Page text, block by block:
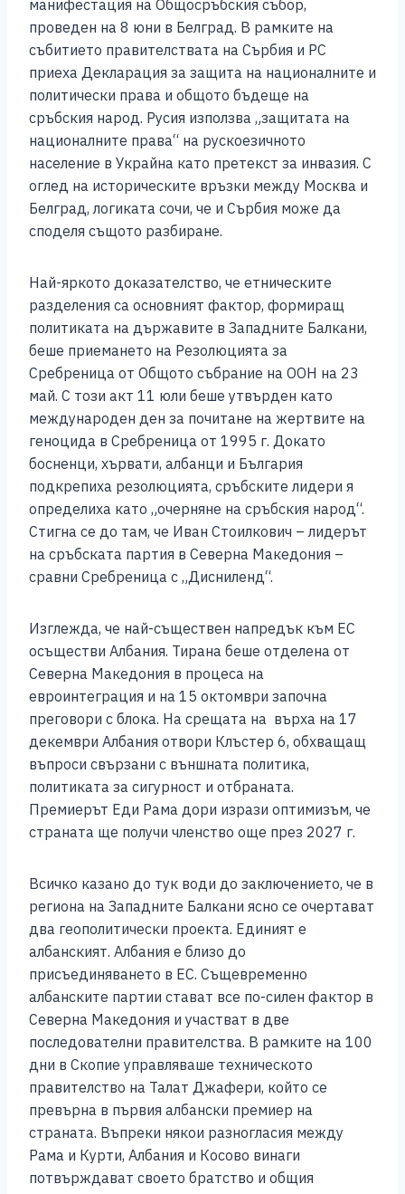
манифестация на Общосръбския събор,
проведен на 8 юни в Белград. В рамките на
събитието правителствата на Сърбия и РС
приеха Декларация за защита на националните и
политически права и общото бъдеще на
сръбския народ. Русия използва „защитата на
националните права“ на рускоезичното
население в Украйна като претекст за инвазия. С
оглед на историческите връзки между Москва и
Белград, логиката сочи, че и Сърбия може да
споделя същото разбиране.
Най-яркото доказателство, че етническите
разделения са основният фактор, формиращ
политиката на държавите в Западните Балкани,
беше приемането на Резолюцията за
Сребреница от Общото събрание на ООН на 23
май. С този акт 11 юли беше утвърден като
международен ден за почитане на жертвите на
геноцида в Сребреница от 1995 г. Докато
босненци, хървати, албанци и България
подкрепиха резолюцията, сръбските лидери я
определиха като „очерняне на сръбския народ“.
Стигна се до там, че Иван Стоилкович – лидерът
на сръбската партия в Северна Македония –
сравни Сребреница с „Дисниленд“.
Изглежда, че най-съществен напредък към ЕС
осъществи Албания. Тирана беше отделена от
Северна Македония в процеса на
евроинтеграция и на 15 октомври започна
преговори с блока. На срещата на върха на 17
декември Албания отвори Клъстер 6, обхващащ
въпроси свързани с външната политика,
политиката за сигурност и отбраната.
Премиерът Еди Рама дори изрази оптимизъм, че
страната ще получи членство още през 2027 г.
Всичко казано до тук води до заключението, че в
региона на Западните Балкани ясно се очертават
два геополитически проекта. Единият е
албанският. Албания е близо до
присъединяването в ЕС. Същевременно
албанските партии стават все по-силен фактор в
Северна Македония и участват в две
последователни правителства. В рамките на 100
дни в Скопие управляваше техническото
правителство на Талат Джафери, който се
превърна в първия албански премиер на
страната. Въпреки някои разногласия между
Рама и Курти, Албания и Косово винаги
потвърждават своето братство и общия